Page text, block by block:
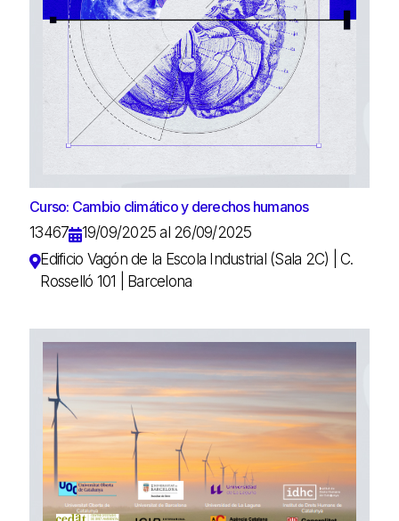
Curso: Cambio climático y derechos humanos
13467
19/09/2025 al 26/09/2025
Edificio Vagón de la Escola Industrial (Sala 2C) | C.
Rosselló 101 | Barcelona